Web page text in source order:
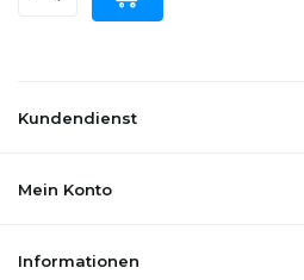
Kundendienst
Mein Konto
Informationen